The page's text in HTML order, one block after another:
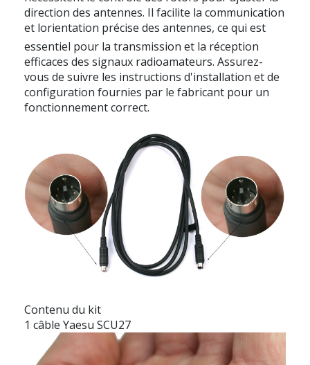
direction des antennes. Il facilite la communication
et lorientation précise des antennes, ce qui est
essentiel pour la transmission et la réception
efficaces des signaux radioamateurs. Assurez-
vous de suivre les instructions d'installation et de
configuration fournies par le fabricant pour un
fonctionnement correct.
Contenu du kit
1 câble Yaesu SCU27